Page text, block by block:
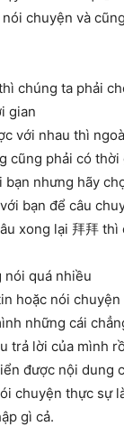
chuyện và
chúng ta phải
gian
với nhau thì
cũng phải có
nhưng hãy
bạn để câu
xong lại 拜拜 thì
nói quá nhiều
hoặc nói
những cái
trả lời của mình
được nội dung
chuyện thực sự
gì cả.